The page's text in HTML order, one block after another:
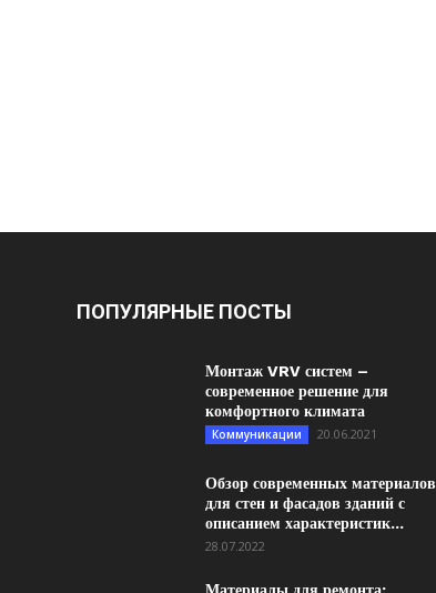
ПОПУЛЯРНЫЕ ПОСТЫ
Монтаж VRV систем –
современное решение для
комфортного климата
Коммуникации 20.06.2021
Обзор современных материалов
для стен и фасадов зданий с
описанием характеристик...
28.07.2022